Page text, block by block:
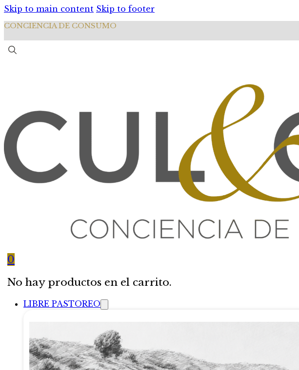
Skip to main content Skip to footer
CONCIENCIA DE CONSUMO
0
No hay productos en el carrito.
LIBRE PASTOREO